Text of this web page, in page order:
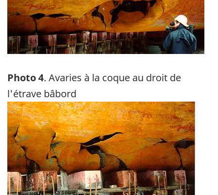
Photo 4. Avaries à la coque au droit de
l'étrave bâbord
Image